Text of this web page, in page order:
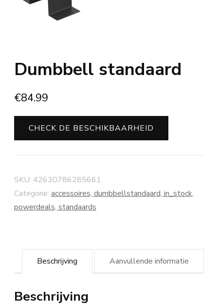
Dumbbell standaard
€84.99
CHECK DE BESCHIKBAARHEID
SKU: 42630786285661
Categorie: accessoires, dumbbellstandaard, in_stock,
powerdeals, standaards
Beschrijving Aanvullende informatie
Beschrijving